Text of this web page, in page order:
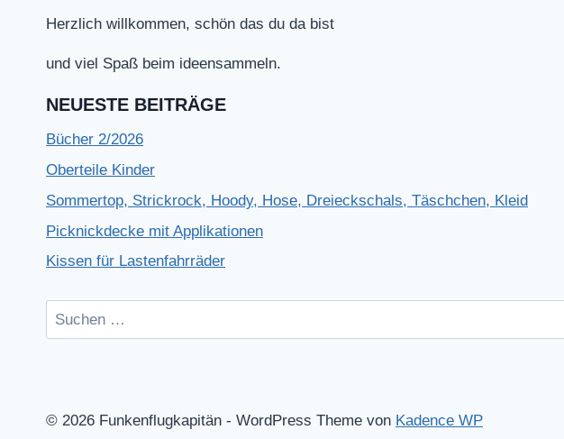
Herzlich willkommen, schön das du da bist
und viel Spaß beim ideensammeln.
NEUESTE BEITRÄGE
Bücher 2/2026
Oberteile Kinder
Sommertop, Strickrock, Hoody, Hose, Dreieckschals, Täschchen, Kleid
Picknickdecke mit Applikationen
Kissen für Lastenfahrräder
Suchen
nach:
© 2026 Funkenflugkapitän - WordPress Theme von Kadence WP